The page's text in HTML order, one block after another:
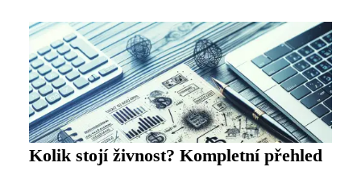
Kolik stojí živnost? Kompletní přehled